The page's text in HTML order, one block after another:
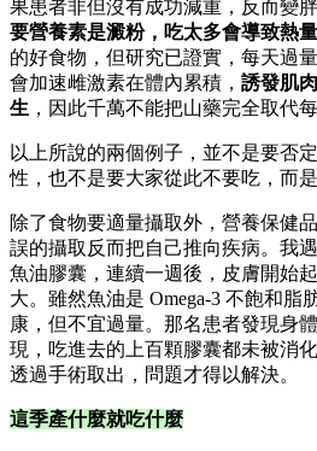
果患者非但沒有成功減重，反而變
要營養素是澱粉，吃太多會導致熱
的好食物，但研究已證實，每天過
會加速雌激素在體內累積， 誘發肌
生 ，因此千萬不能把山藥完全取代
以上所說的兩個例子，並不是要否
性，也不是要大家從此不要吃，而是
除了食物要適量攝取外，營養保健
誤的攝取反而把自己推向疾病。我
魚油膠囊，連續一週後，皮膚開始
大。雖然魚油是 Omega-3 不飽和脂
康，但不宜過量。那名患者發現身
現，吃進去的上百顆膠囊都未被消
透過手術取出，問題才得以解決。
這季產什麼就吃什麼